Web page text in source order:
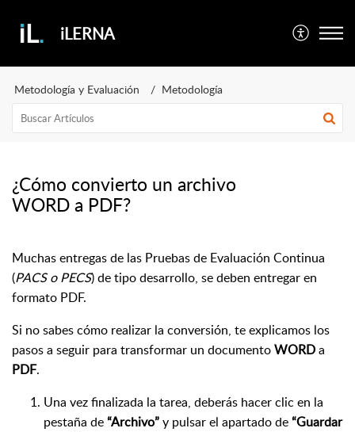
iLERNA
Metodología y Evaluación Metodología
¿Cómo convierto un archivo
WORD a PDF?
Muchas entregas de las Pruebas de Evaluación Continua
(PACS o PECS) de tipo desarrollo, se deben entregar en
formato PDF.
Si no sabes cómo realizar la conversión, te explicamos los
pasos a seguir para transformar un documentoWORDa
PDF.
Una vez finalizada la tarea, deberás hacer clic en la
pestaña de“Archivo”y pulsar el apartado de“Guardar